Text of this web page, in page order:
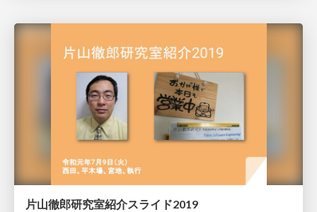
片山徹郎研究室紹介スライド2019